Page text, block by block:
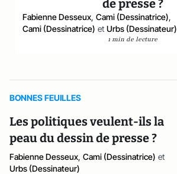
de presse ?
Fabienne Desseux, Cami (Dessinatrice),
Cami (Dessinatrice) et Urbs (Dessinateur)
1 min de lecture
BONNES FEUILLES
Les politiques veulent-ils la
peau du dessin de presse ?
Fabienne Desseux, Cami (Dessinatrice) et
Urbs (Dessinateur)